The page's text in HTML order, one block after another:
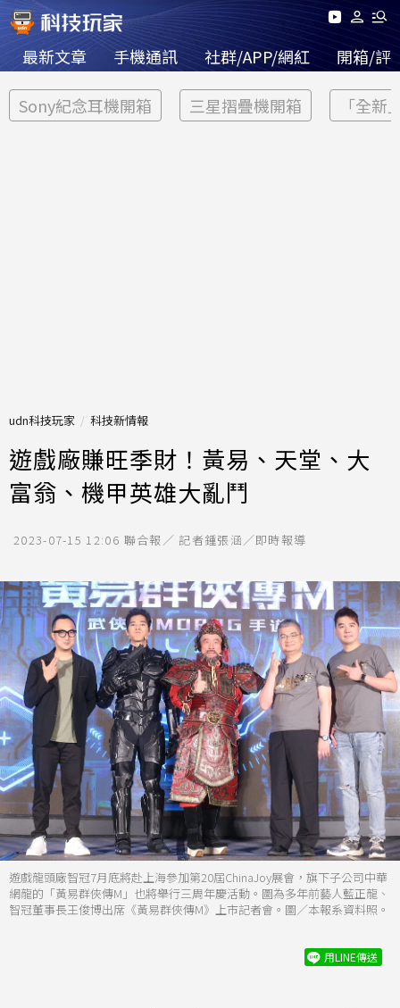
最新文章 手機通訊 社群/APP/網紅 開箱/評
Sony紀念耳機開箱 三星摺疊機開箱 「全新
udn科技玩家 科技新情報
遊戲廠賺旺季財！黃易、天堂、大
富翁、機甲英雄大亂鬥
2023-07-15 12:06 聯合報／ 記者鍾張涵／即時報導
遊戲龍頭廠智冠7月底將赴上海參加第20屆ChinaJoy展會，旗下子公司中華
網龍的「黃易群俠傳M」也將舉行三周年慶活動。圖為多年前藝人藍正龍、
智冠董事長王俊博出席《黃易群俠傳M》上市記者會。圖／本報系資料照。
用LINE傳送